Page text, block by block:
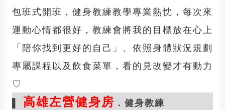
包班式開班 ， 健身教練教學專業熱忱 ，每次來
運動心情都很好，教練會將我的目標放在心上
「陪你找到更好的自己」 、依照身體狀況規劃
專屬課程以及飲食菜單 ， 看的見改變才有動力
♡
高雄左營健身房 ．健身教練